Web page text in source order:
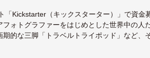
Kickstarter（キックスターター）」で資金
ォトグラファーをはじめとした世界中の人
的な三脚「トラベルトライポッド」など、